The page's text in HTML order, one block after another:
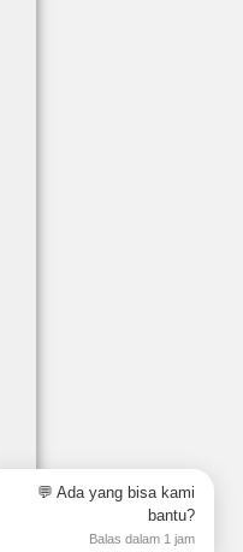
💬 Ada yang bisa kami
bantu?
Balas dalam 1 jam